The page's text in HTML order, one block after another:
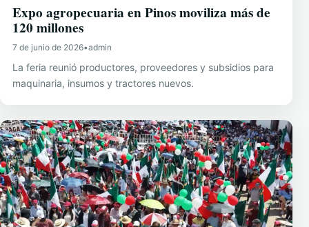
Expo agropecuaria en Pinos moviliza más de
120 millones
7 de junio de 2026•admin
La feria reunió productores, proveedores y subsidios para
maquinaria, insumos y tractores nuevos.